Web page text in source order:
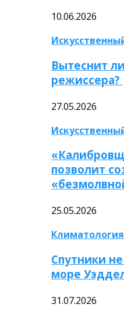
10.06.2026
Вытеснит
режиссера?
27.05.2026
позволит
25.05.2026
Климатология
Спутники
море
31.07.2026